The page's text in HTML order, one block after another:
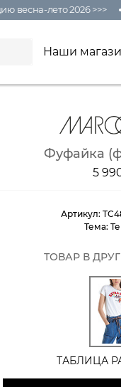
весна-лето 2026 >>>
Наши
Фуфайка
5
Артикул:
Тема:
ТОВАР В
ТАБЛИЦА